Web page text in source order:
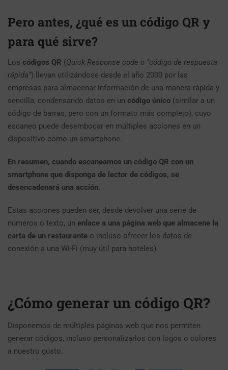
Pero antes, ¿qué es un código QR y
para qué sirve?
Los códigos QR (Quick Response code o “código de respuesta
rápida”) llevan utilizándose desde el año 2000 por las
empresas para almacenar información de una manera rápida y
sencilla, condensando datos en un código único (similar a un
código de barras, pero con un formato más complejo), cuyo
escaneo puede desembocar en múltiples acciones en un
dispositivo como un smartphone.
En resumen, cuando escaneamos un código QR con un
smartphone que disponga de lector de códigos, se
desencadenará una acción.
Estas acciones pueden ser, desde devolver una serie de
números o texto, un enlace a una página web que almacene la
carta de un restaurante o incluso ofrecer los datos de
conexión a una Wi-Fi (muy útil para hoteles).
¿Cómo generar un código QR?
Disponemos de múltiples páginas web que nos permiten
generar códigos, incluso personalizarlos con logos o colores
a nuestro gusto.